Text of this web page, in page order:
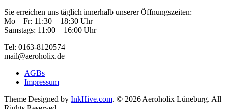
Sie erreichen uns täglich innerhalb unserer Öffnungszeiten:
Mo – Fr: 11:30 – 18:30 Uhr
Samstags: 11:00 – 16:00 Uhr
Tel: 0163-8120574
mail@aeroholix.de
AGBs
Impressum
Theme Designed by InkHive.com. © 2026 Aeroholix Lüneburg. All